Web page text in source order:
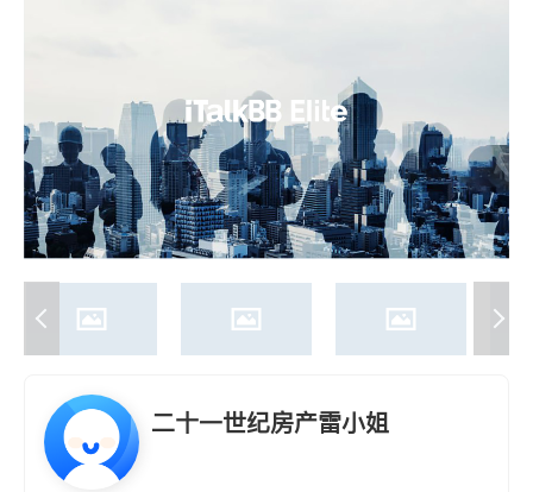
养老 非盈利组织
二十一世纪房产雷小姐